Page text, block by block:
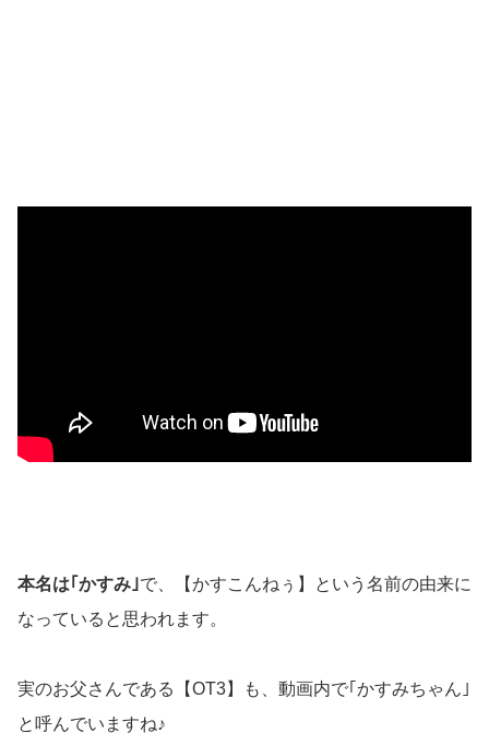
本名は｢かすみ｣で、【かすこんねぅ】という名前の由来に
なっていると思われます。
実のお父さんである【OT3】も、動画内で｢かすみちゃん｣
と呼んでいますね♪